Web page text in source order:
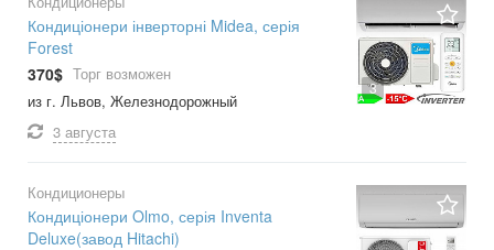
3
Кондиціонери інверторні Midea, серія
Forest
370$ Торг возможен
из г. Львов, Железнодорожный
3 августа
Кондиционеры
Кондиціонери Olmo, серія Inventa
Deluxe(завод Hitachi)